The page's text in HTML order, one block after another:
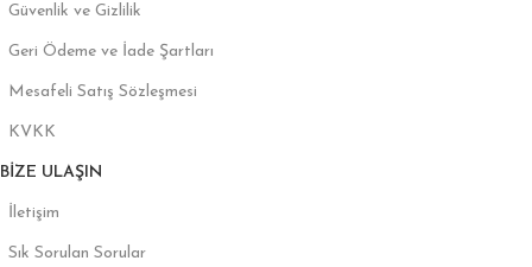
Güvenlik ve Gizlilik
Geri Ödeme ve İade Şartları
Mesafeli Satış Sözleşmesi
KVKK
BIZE ULAŞIN
İletişim
Sık Sorulan Sorular